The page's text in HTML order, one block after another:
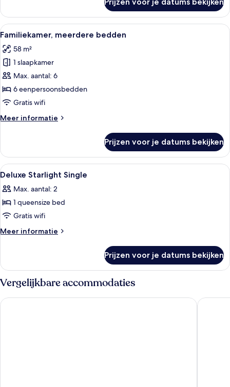
vierpersoonskamer
Alle
foto's
voor
Familiekamer,
meerdere
bedden
laden
Familiekamer, meerdere bedden |
8
Familiekamer, meerdere bedden
58 m²
1 slaapkamer
Max. aantal: 6
6 eenpersoonsbedden
Gratis wifi
Meer informatie
Meer
meerdere
bedden
Prijzen voor je datums bekijken
Alle
foto's
voor
Deluxe
Starlight
Single
Donzen dekbedden, een gratis
4
Deluxe Starlight Single
Max. aantal: 2
1 queensize bed
Gratis wifi
Meer informatie
Meer
Starlight
Prijzen voor je datums bekijken
Vergelijkbare accommodaties
Formosa Naruwan Galaxy Hotel Taitung